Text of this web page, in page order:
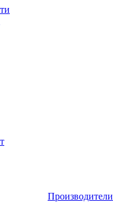
Производители